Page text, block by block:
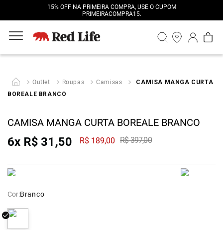
15% OFF NA PRIMEIRA COMPRA, USE O CUPOM
PRIMEIRACOMPRA15.
Outlet Roupas Camisas
CAMISA MANGA CURTA
BOREALE BRANCO
CAMISA MANGA CURTA BOREALE BRANCO
6x R$ 31 ,50 R$ 189,00 R$397,00
Cor:Branco